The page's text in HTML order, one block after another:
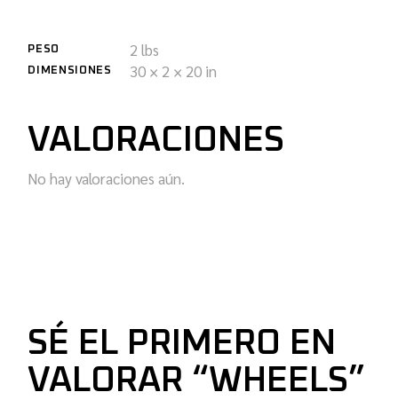
PESO 2 lbs
DIMENSIONES 30 × 2 × 20 in
VALORACIONES
No hay valoraciones aún.
SÉ EL PRIMERO EN
VALORAR “WHEELS”